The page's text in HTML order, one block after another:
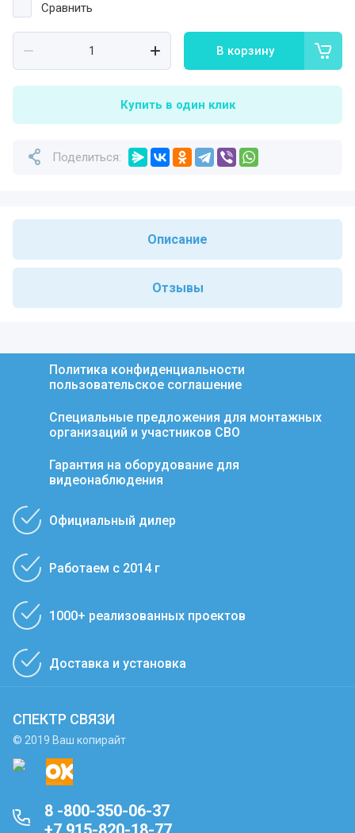
Сравнить
В корзину
Купить в один клик
Поделиться:
Описание
Отзывы
Политика конфиденциальности
пользовательское соглашение
Специальные предложения для монтажных
организаций и участников СВО
Гарантия на оборудование для
видеонаблюдения
Официальный дилер
Работаем с 2014 г
1000+ реализованных проектов
Доставка и установка
СПЕКТР СВЯЗИ
© 2019 Ваш копирайт
8 -800-350-06-37